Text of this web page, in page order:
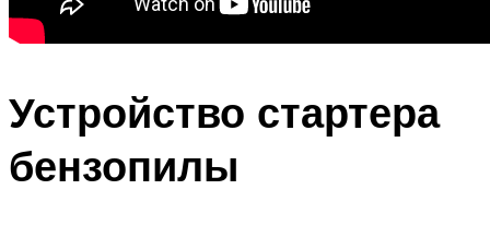
Устройство стартера
бензопилы